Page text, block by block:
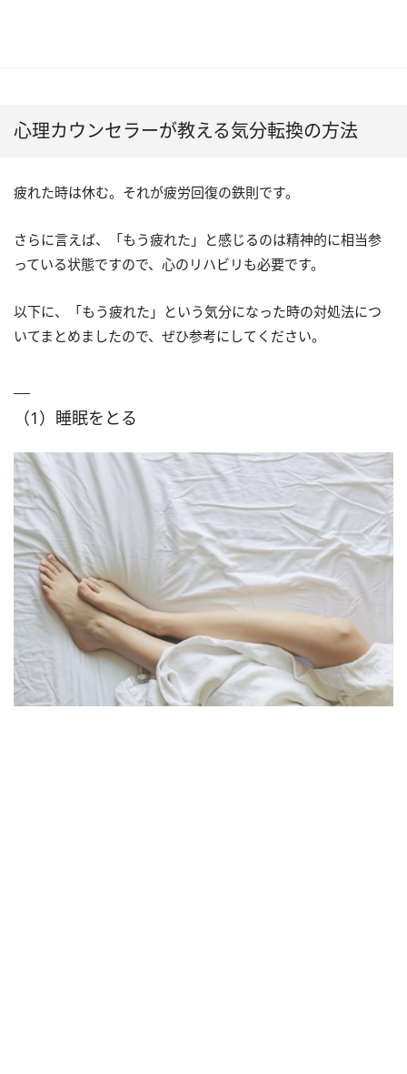
心理カウンセラーが教える気分転換の方法
疲れた時は休む。それが疲労回復の鉄則です。
さらに言えば、「もう疲れた」と感じるのは精神的に相当参
っている状態ですので、心のリハビリも必要です。
以下に、「もう疲れた」という気分になった時の対処法につ
いてまとめましたので、ぜひ参考にしてください。
（1）睡眠をとる